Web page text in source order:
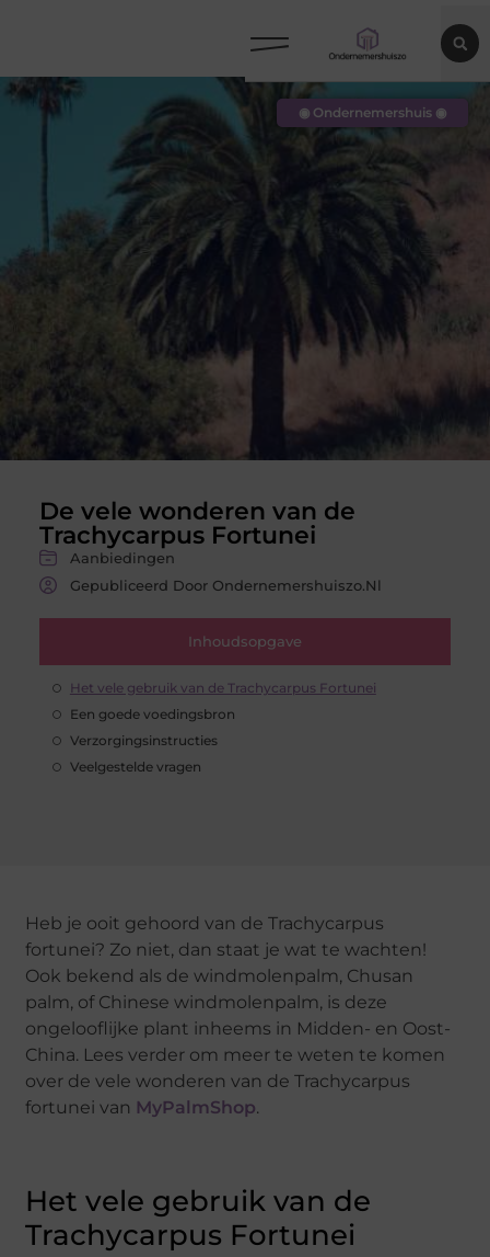
De vele wonderen van de
Trachycarpus Fortunei
Aanbiedingen
Gepubliceerd Door Ondernemershuiszo.nl
Inhoudsopgave
Het vele gebruik van de Trachycarpus Fortunei
Een goede voedingsbron
Verzorgingsinstructies
Veelgestelde vragen
◉ Ondernemershuis ◉
Heb je ooit gehoord van de Trachycarpus
fortunei? Zo niet, dan staat je wat te wachten!
Ook bekend als de windmolenpalm, Chusan
palm, of Chinese windmolenpalm, is deze
ongelooflijke plant inheems in Midden- en Oost-
China. Lees verder om meer te weten te komen
over de vele wonderen van de Trachycarpus
fortunei van MyPalmShop.
Het vele gebruik van de
Trachycarpus Fortunei